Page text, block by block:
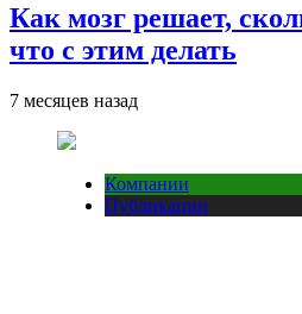
Как мозг решает,
что с этим делать
7 месяцев назад
Компании
Публикации